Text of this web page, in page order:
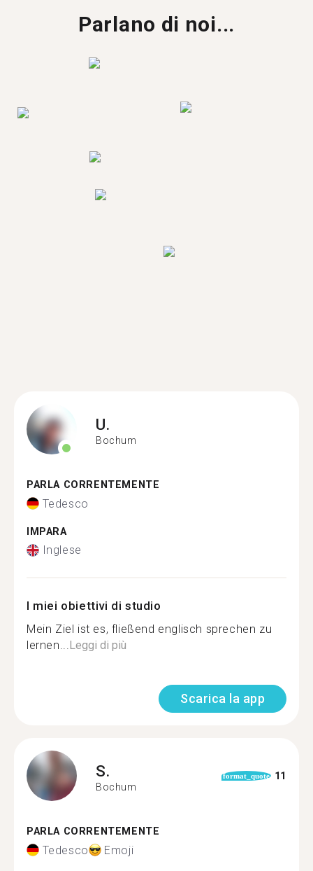
Parlano di noi...
U.
Bochum
PARLA CORRENTEMENTE
Tedesco
IMPARA
Inglese
I miei obiettivi di studio
Mein Ziel ist es, fließend englisch sprechen zu
lernen...Leggi di più
Scarica la app
S.
Bochum
format_quote 11
PARLA CORRENTEMENTE
Tedesco Emoji